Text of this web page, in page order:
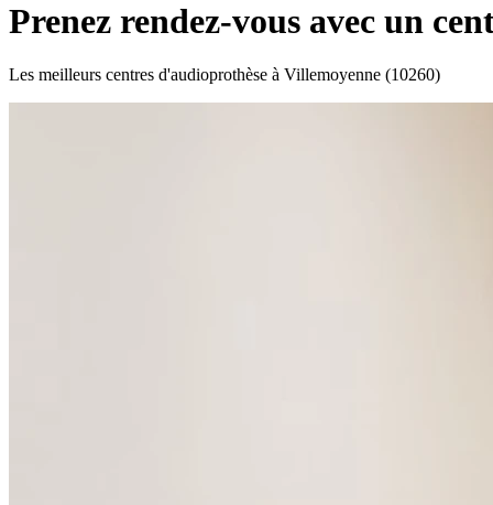
Prenez rendez-vous avec un
Les meilleurs centres d'audioprothèse à Villemoyenne (10260)